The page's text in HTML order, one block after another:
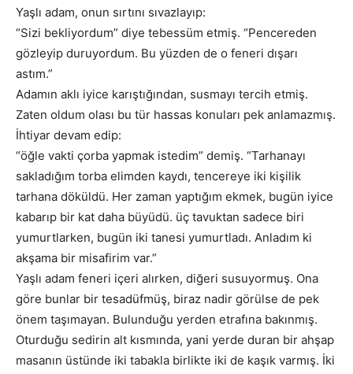
Yaşlı adam, onun sırtını sıvazlayıp:
“Sizi bekliyordum” diye tebessüm etmiş. “Pencereden
gözleyip duruyordum. Bu yüzden de o feneri dışarı
astım.”
Adamın aklı iyice karıştığından, susmayı tercih etmiş.
Zaten oldum olası bu tür hassas konuları pek anlamazmış.
İhtiyar devam edip:
“öğle vakti çorba yapmak istedim” demiş. “Tarhanayı
sakladığım torba elimden kaydı, tencereye iki kişilik
tarhana döküldü. Her zaman yaptığım ekmek, bugün iyice
kabarıp bir kat daha büyüdü. üç tavuktan sadece biri
yumurtlarken, bugün iki tanesi yumurtladı. Anladım ki
akşama bir misafirim var.”
Yaşlı adam feneri içeri alırken, diğeri susuyormuş. Ona
göre bunlar bir tesadüfmüş, biraz nadir görülse de pek
önem taşımayan. Bulunduğu yerden etrafına bakınmış.
Oturduğu sedirin alt kısmında, yani yerde duran bir ahşap
masanın üstünde iki tabakla birlikte iki de kaşık varmış. İki